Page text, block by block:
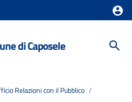
di Caposele
Relazioni con il Pubblico /